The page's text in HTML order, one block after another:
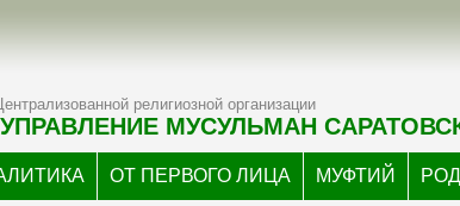
религиозной организации
МУСУЛЬМАН
ОТ ПЕРВОГО ЛИЦА МУФТИЙ